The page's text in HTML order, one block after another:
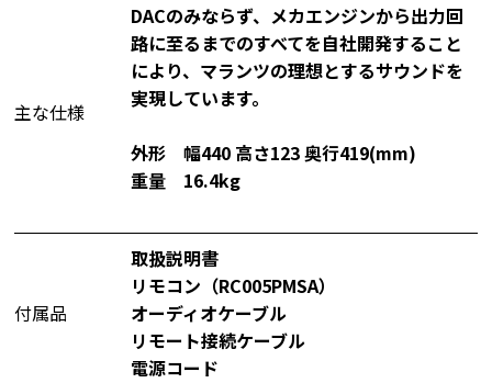
主な仕様
DACのみならず、メカエンジンから出力回
路に至るまでのすべてを自社開発すること
により、マランツの理想とするサウンドを
実現しています。
外形 幅440 高さ123 奥行419(mm)
重量 16.4kg
付属品
取扱説明書
リモコン（RC005PMSA）
オーディオケーブル
リモート接続ケーブル
電源コード